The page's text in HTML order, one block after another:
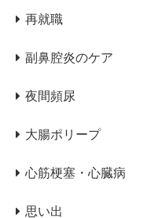
再就職
副鼻腔炎のケア
夜間頻尿
大腸ポリープ
心筋梗塞・心臓病
思い出